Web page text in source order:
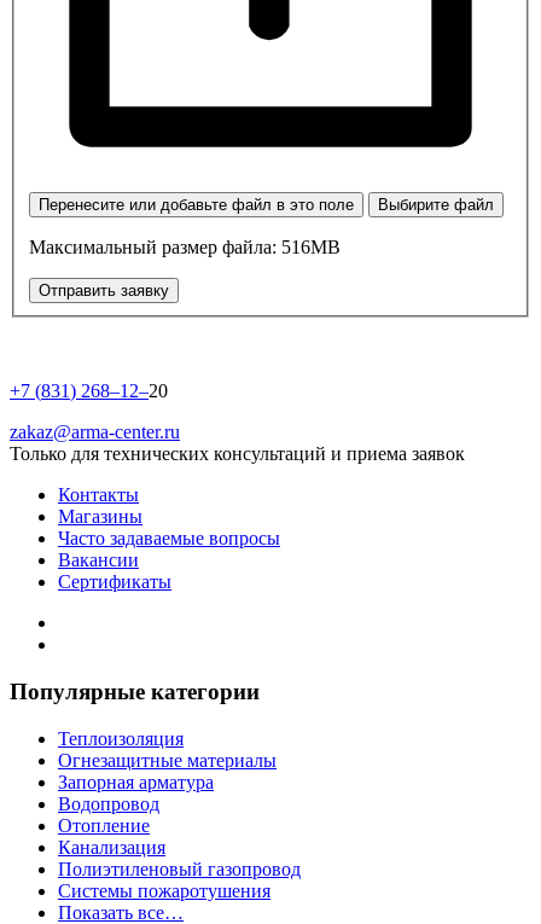
Перенесите или добавьте файл в это поле Выбирите файл
Максимальный размер файла: 516MB
Отправить заявку
+7 (831) 268–12–20
zakaz@arma-center.ru
Только для технических консультаций и приема заявок
Контакты
Магазины
Часто задаваемые вопросы
Вакансии
Сертификаты
Популярные категории
Теплоизоляция
Огнезащитные материалы
Запорная арматура
Водопровод
Отопление
Канализация
Полиэтиленовый газопровод
Системы пожаротушения
Показать все…